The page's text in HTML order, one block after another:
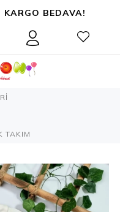
KARGO BEDAVA!
...)
TAKIM